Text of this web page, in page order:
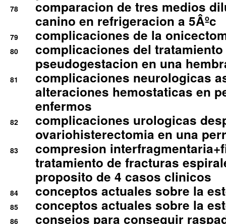
78
comparacion de tres medios
canino en refrigeracion a 5Âºc
79 complicaciones de la
80
complicaciones del
pseudogestacion en una
81
complicaciones neurologicas
alteraciones hemostaticas en
enfermos
82
complicaciones urologicas
ovariohisterectomia en una
83
compresion
tratamiento de fracturas
proposito de 4 casos clinicos
84 conceptos actuales sobre la
85 conceptos actuales sobre la
86 consejos para conseguir